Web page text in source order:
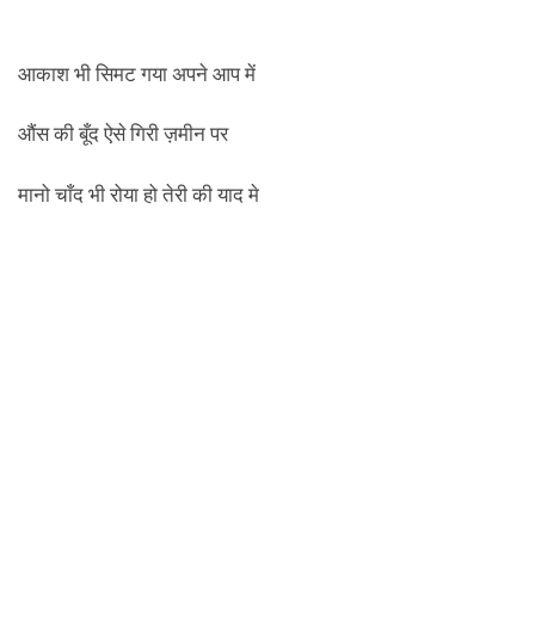
आकाश भी सिमट गया अपने आप में
औंस की बूँद ऐसे गिरी ज़मीन पर
मानो चाँद भी रोया हो तेरी की याद मे